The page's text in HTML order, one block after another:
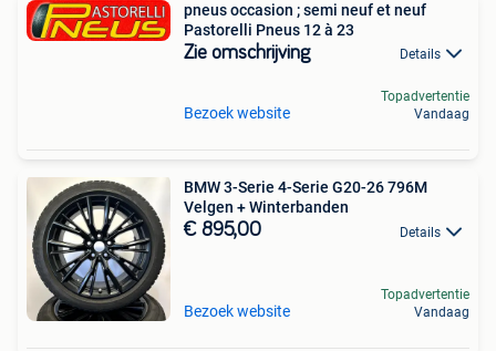
pneus occasion ; semi neuf et neuf
Pastorelli Pneus 12 à 23
Zie omschrijving Details
Bezoek website
Topadvertentie
Vandaag
BMW 3-Serie 4-Serie G20-26 796M
Velgen + Winterbanden
€ 895,00 Details
Bezoek website
Topadvertentie
Vandaag